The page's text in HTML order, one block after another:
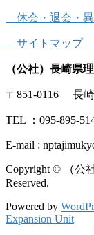
休会・退会・
サイトマップ
（公社）長崎県
〒851-0116 長崎
TEL ：095-895-
E-mail :
Copyright © （公
Reserved.
Powered by
Expansion Unit